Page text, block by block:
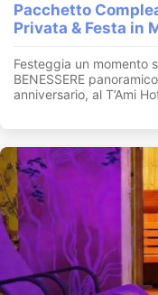
Pacchetto
Privata & Festa in
Festeggia un momento
BENESSERE
anniversario, al T’Ami